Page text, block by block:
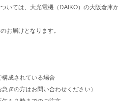
ては、大光電機（DAIKO）の大阪倉庫か
お届けとなります。
成されている場合
ぎの方はお問い合わせください）